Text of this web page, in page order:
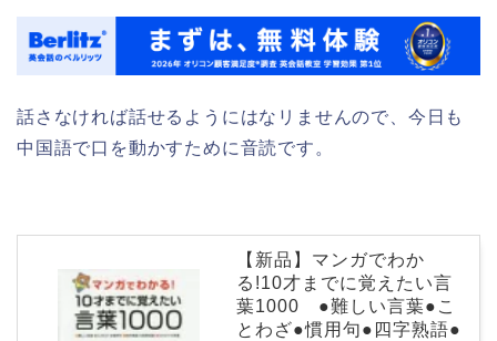
話さなければ話せるようにはなリませんので、今日も
中国語で口を動かすために音読です。
【新品】マンガでわか
る!10才までに覚えたい言
葉1000 ●難しい言葉●こ
とわざ●慣用句●四字熟語●